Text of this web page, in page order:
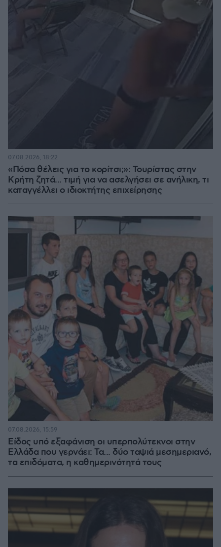
«Πόσα θέλεις για το κορίτσι;»: Τουρίστας στην
Κρήτη ζητά... τιμή για να ασελγήσει σε ανήλικη, τι
καταγγέλλει ο ιδιοκτήτης επιχείρησης
07.08.2026, 18:22
Είδος υπό εξαφάνιση οι υπερπολύτεκνοι στην
Ελλάδα που γερνάει: Τα... δύο ταψιά μεσημεριανό,
τα επιδόματα, η καθημερινότητά τους
07.08.2026, 15:59